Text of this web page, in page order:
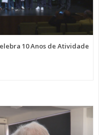
10 Anos de Atividade